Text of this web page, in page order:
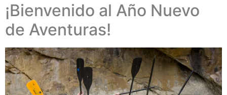
¡Bienvenido al Año Nuevo
de Aventuras!